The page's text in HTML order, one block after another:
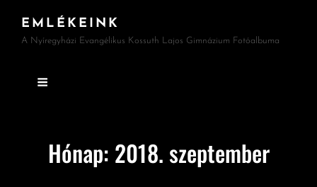
EMLÉKEINK
A Nyíregyházi Evangélikus Kossuth Lajos Gimnázium Fotóalbuma
Hónap: 2018. szeptember